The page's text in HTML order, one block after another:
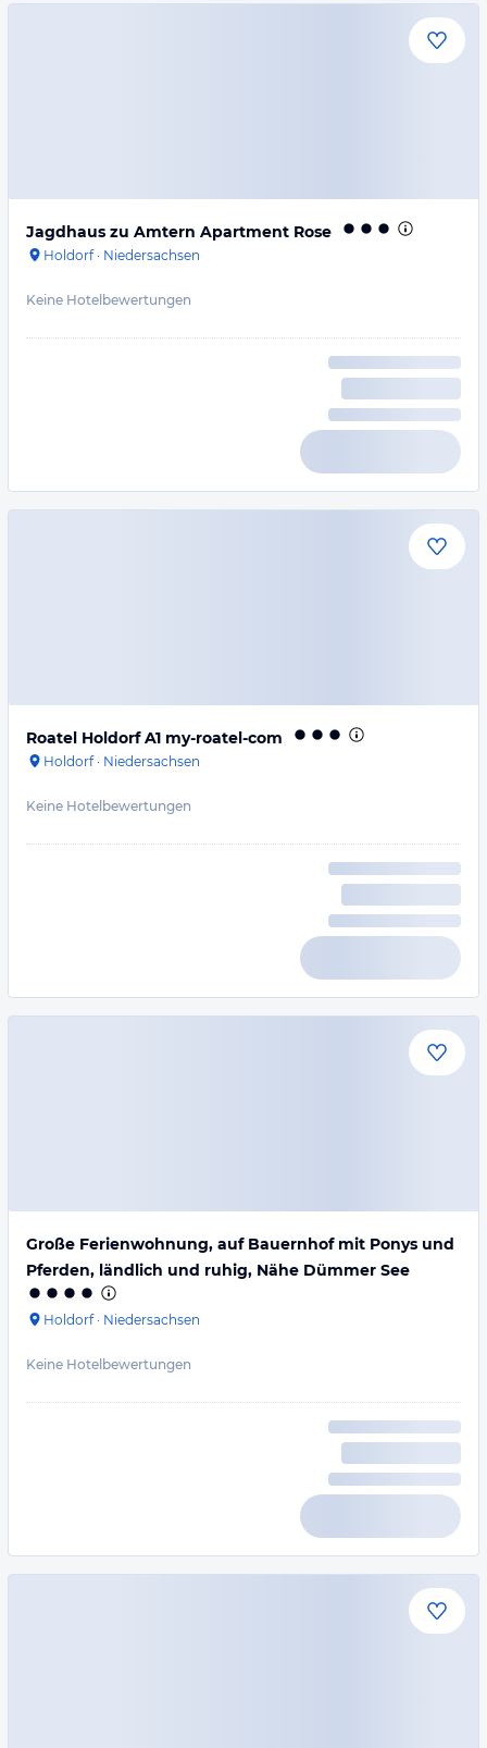
Jagdhaus zu Amtern Apartment Rose
Holdorf· Niedersachsen
Keine Hotelbewertungen
Roatel Holdorf A1 my-roatel-com
Holdorf· Niedersachsen
Keine Hotelbewertungen
Große Ferienwohnung, auf Bauernhof mit Ponys und
Pferden, ländlich und ruhig, Nähe Dümmer See
Holdorf· Niedersachsen
Keine Hotelbewertungen